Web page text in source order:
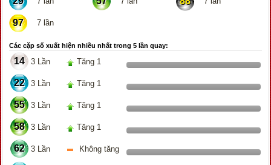
97 7 lần
Các cặp số xuất hiện nhiều nhất trong 5 lần quay:
14 3 Lần Tăng 1
22 3 Lần Tăng 1
55 3 Lần Tăng 1
58 3 Lần Tăng 1
62 3 Lần Không tăng